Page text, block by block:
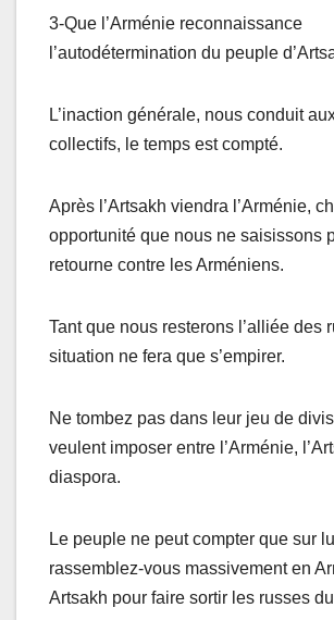
3-Que l’Arménie reconnaissance
l’autodétermination du peuple
L’inaction générale, nous conduit
collectifs, le temps est compté.
Après l’Artsakh viendra l’Arménie,
opportunité que nous ne saisissons
retourne contre les Arméniens.
Tant que nous resterons l’alliée des
situation ne fera que s’empirer.
Ne tombez pas dans leur jeu de
veulent imposer entre l’Arménie,
diaspora.
Le peuple ne peut compter que sur
rassemblez-vous massivement en
Artsakh pour faire sortir les russes